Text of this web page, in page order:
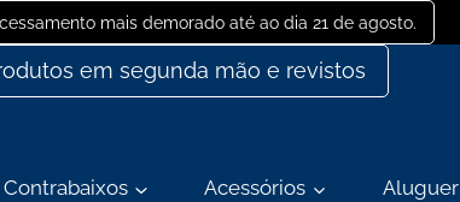
mais demorado até ao dia 21 de agosto.
em segunda mão e revistos
Contrabaixos Acessórios Aluguer